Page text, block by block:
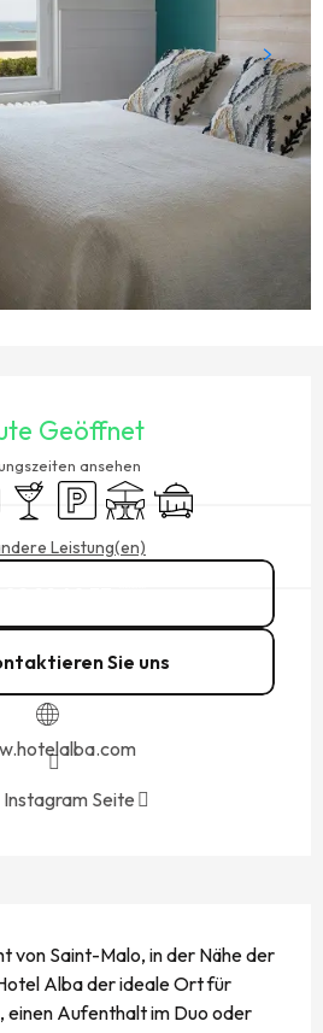
Geöffnet
ansehen
Bar / Getränkestand
ParkplatzTerrasseZimmerservice
Leistung(en)
Sie uns
Instagram Seite
von Saint-Malo, in der Nähe der
Alba der ideale Ort für
einen Aufenthalt im Duo oder